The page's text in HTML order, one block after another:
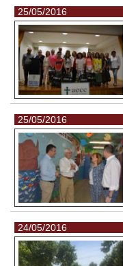
25/05/2016
25/05/2016
24/05/2016